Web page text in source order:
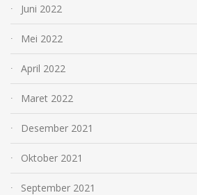
Juni 2022
Mei 2022
April 2022
Maret 2022
Desember 2021
Oktober 2021
September 2021